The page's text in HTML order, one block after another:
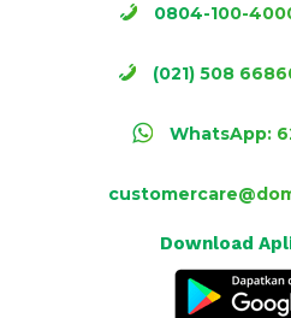
0804-100-
(021) 508
WhatsApp:
Download